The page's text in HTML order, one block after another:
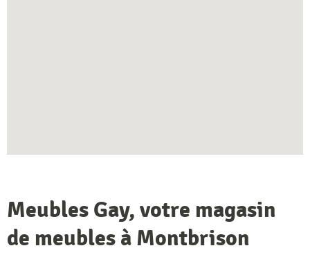
Meubles Gay, votre magasin
de meubles à Montbrison